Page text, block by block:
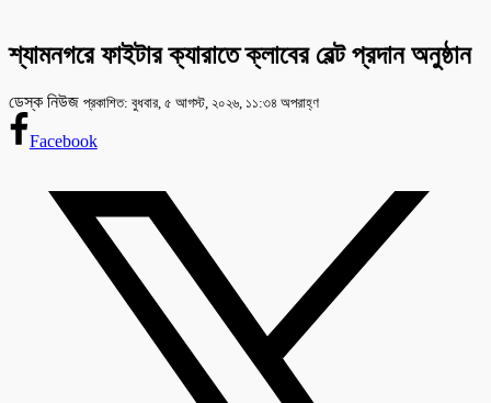
শ্যামনগরে ফাইটার ক্যারাতে ক্লাবের বেল্ট প্রদান অনুষ্ঠান
ডেস্ক নিউজ প্রকাশিত: বুধবার, ৫ আগস্ট, ২০২৬, ১১:৩৪ অপরাহ্ণ
Facebook